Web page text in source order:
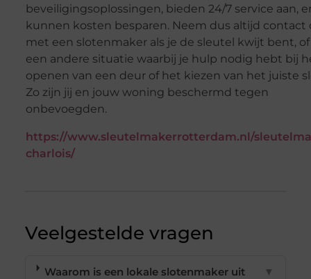
beveiligingsoplossingen, bieden 24/7 service aan,
kunnen kosten besparen. Neem dus altijd contact
met een slotenmaker als je de sleutel kwijt bent,
een andere situatie waarbij je hulp nodig hebt bij
openen van een deur of het kiezen van het juiste
Zo zijn jij en jouw woning beschermd tegen
onbevoegden.
https://www.sleutelmakerrotterdam.nl/
charlois/
Veelgestelde vragen
Waarom is een lokale slotenmaker uit
▼